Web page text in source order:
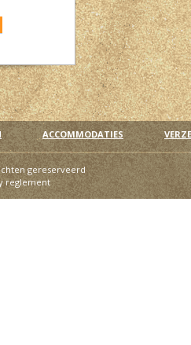
ACCOMMODATIES
gereserveerd
reglement